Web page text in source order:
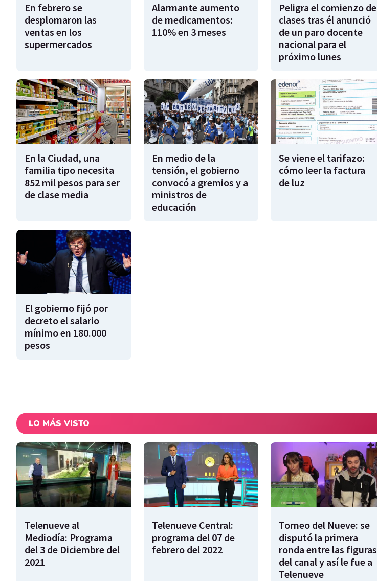
En febrero se
desplomaron las
ventas en los
supermercados
Alarmante aumento
de medicamentos:
110% en 3 meses
Peligra el comienzo de
clases tras él anunció
de un paro docente
nacional para el
próximo lunes
En la Ciudad, una
familia tipo necesita
852 mil pesos para ser
de clase media
En medio de la
tensión, el gobierno
convocó a gremios y a
ministros de
educación
Se viene el tarifazo:
cómo leer la factura
de luz
El gobierno fijó por
decreto el salario
mínimo en 180.000
pesos
LO MÁS VISTO
Telenueve al
Mediodía: Programa
del 3 de Diciembre del
2021
Telenueve Central:
programa del 07 de
febrero del 2022
Torneo del Nueve: se
disputó la primera
ronda entre las figuras
del canal y así le fue a
Telenueve